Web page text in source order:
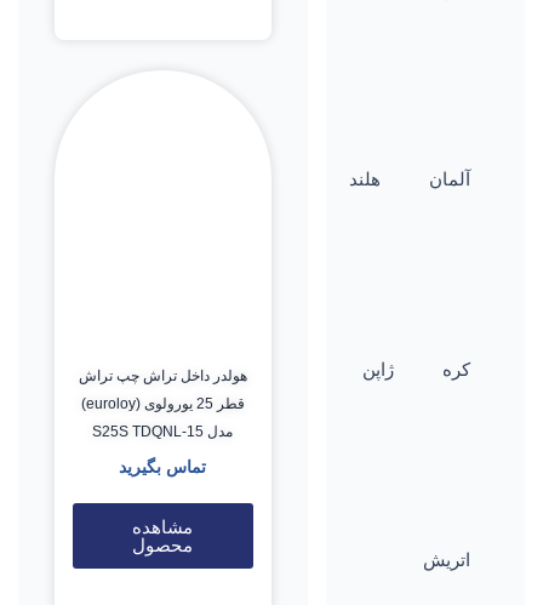
آلمان هلند
کره ژاپن
اتریش
هولدر داخل تراش چپ تراش
قطر 25 یورولوی (euroloy)
مدل S25S TDQNL-15
تماس بگیرید
مشاهده
محصول